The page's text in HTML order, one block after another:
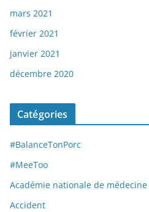
mars 2021
février 2021
janvier 2021
décembre 2020
Catégories
#BalanceTonPorc
#MeeToo
Académie nationale de médecine
Accident